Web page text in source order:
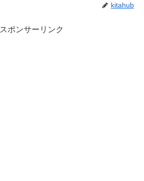
kitahub
スポンサーリンク